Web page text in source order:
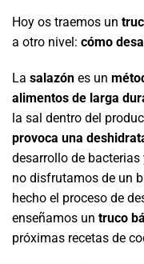
Hoy os traemos un
a otro nivel: cómo
La salazón es un
alimentos de larga
la sal dentro del
provoca una
desarrollo de
no disfrutamos de un
hecho el proceso de
enseñamos un truco
próximas recetas de